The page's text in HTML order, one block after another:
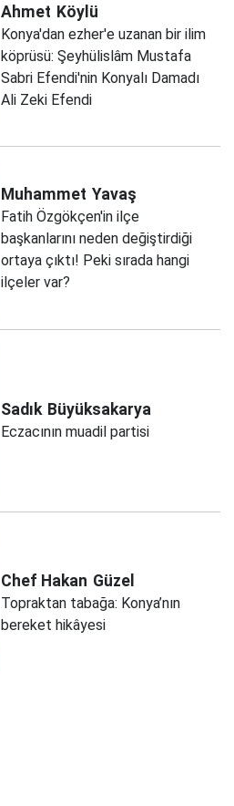
Ahmet Köylü
Konya'dan ezher'e uzanan bir ilim
köprüsü: Şeyhülislâm Mustafa
Sabri Efendi'nin Konyalı Damadı
Ali Zeki Efendi
Muhammet Yavaş
Fatih Özgökçen'in ilçe
başkanlarını neden değiştirdiği
ortaya çıktı! Peki sırada hangi
ilçeler var?
Sadık Büyüksakarya
Eczacının muadil partisi
Chef Hakan Güzel
Topraktan tabağa: Konya’nın
bereket hikâyesi